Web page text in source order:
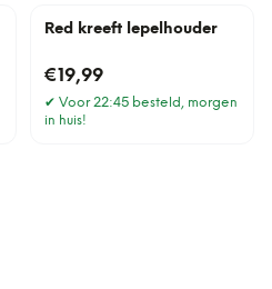
Red kreeft lepelhouder
€19,99
✔ Voor 22:45 besteld, morgen
in huis!